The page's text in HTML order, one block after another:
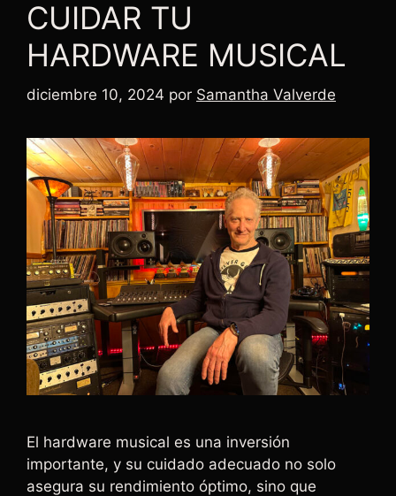
CUIDAR TU
HARDWARE MUSICAL
diciembre 10, 2024 por Samantha Valverde
El hardware musical es una inversión
importante, y su cuidado adecuado no solo
asegura su rendimiento óptimo, sino que